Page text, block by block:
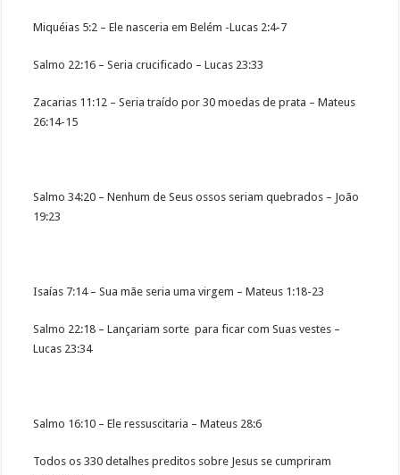
Miquéias 5:2 – Ele nasceria em Belém -Lucas 2:4-7
Salmo 22:16 – Seria crucificado – Lucas 23:33
Zacarias 11:12 – Seria traído por 30 moedas de prata – Mateus
26:14-15
Salmo 34:20 – Nenhum de Seus ossos seriam quebrados – João
19:23
Isaías 7:14 – Sua mãe seria uma virgem – Mateus 1:18-23
Salmo 22:18 – Lançariam sorte para ficar com Suas vestes –
Lucas 23:34
Salmo 16:10 – Ele ressuscitaria – Mateus 28:6
Todos os 330 detalhes preditos sobre Jesus se cumpriram